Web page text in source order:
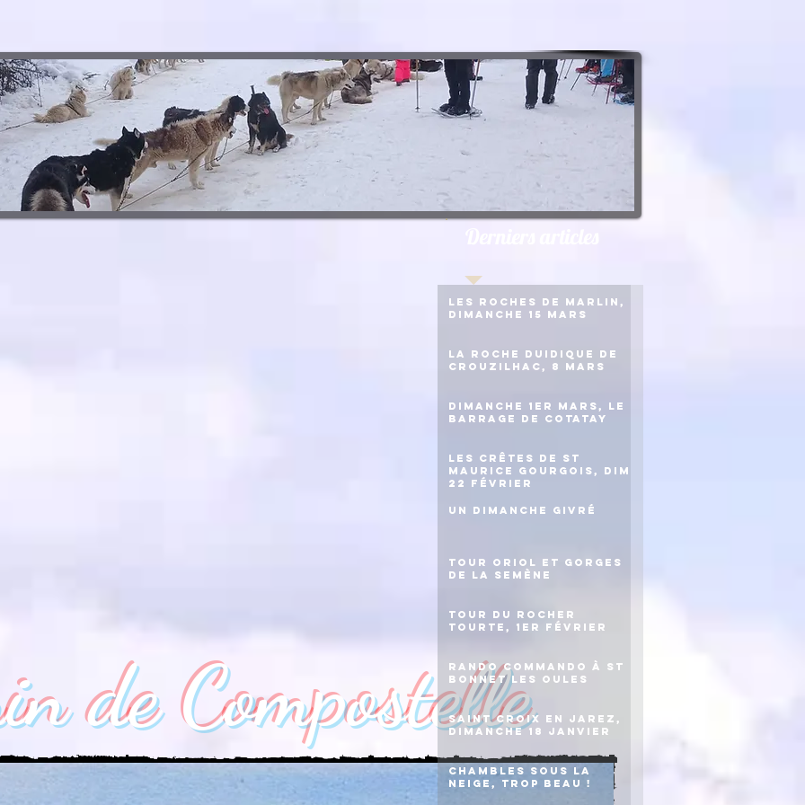
Les roches de Marlin,
dimanche 15 mars
La roche duidique de
Crouzilhac, 8 mars
Dimanche 1er mars, le
barrage de Cotatay
Les crêtes de St
Maurice Gourgois, dim
22 février
Un dimanche givré
Tour Oriol et gorges
de la Semène
Tour du rocher
Tourte, 1er février
Rando commando à St
Bonnet les Oules
Saint Croix en Jarez,
dimanche 18 janvier
Chambles sous la
neige, trop beau !
de Compostelle